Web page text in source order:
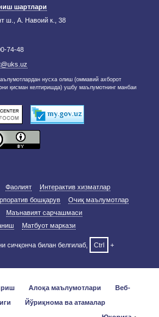
шартлари
ш., А. Навоий к., 38
74-48
нусха олиш (оммавий ахборот
қисман келтиришда) ушбу маълумотнинг манбаи
Фаолият
Интерактив хизматлар
бошқарув
Очиқ маълумотлар
Маънавият сарчашмаси
Матбуот маркази
сичқонча билан белгилаб, Ctrl
+
Алоқа маълумотлари
Веб-
Йўриқнома ва атамалар